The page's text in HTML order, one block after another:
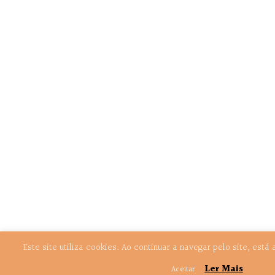
Este site utiliza cookies. Ao continuar a navegar pelo site, está
Aceitar Ler Mais